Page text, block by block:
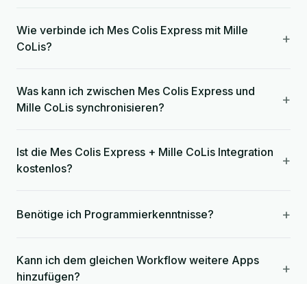
Wie verbinde ich Mes Colis Express mit Mille
CoLis?
+
Was kann ich zwischen Mes Colis Express und
Mille CoLis synchronisieren?
+
Ist die Mes Colis Express + Mille CoLis Integration
kostenlos?
+
Benötige ich Programmierkenntnisse? +
Kann ich dem gleichen Workflow weitere Apps
hinzufügen?
+